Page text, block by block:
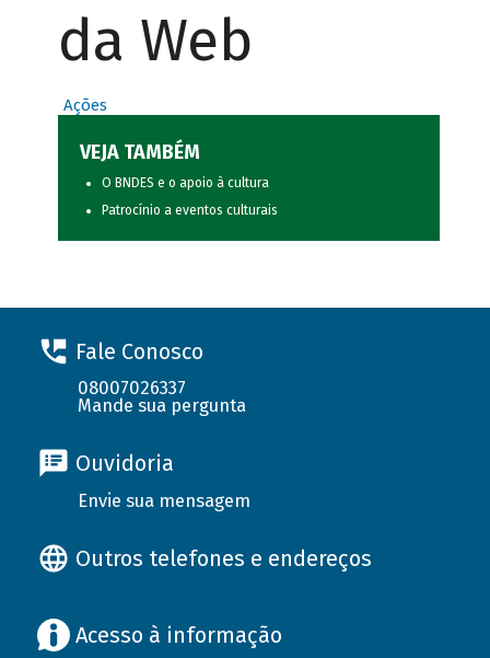
da Web
Ações
VEJA TAMBÉM
O BNDES e o apoio à cultura
Patrocínio a eventos culturais
Fale Conosco
08007026337
Mande sua pergunta
Ouvidoria
Envie sua mensagem
Outros telefones e endereços
Acesso à informação